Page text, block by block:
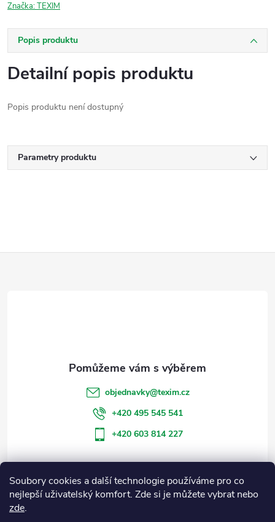
Soubory cookies a další technologie používáme pro co
nejlepší uživatelský komfort. Zde si je můžete vybrat nebo
zde.
Značka:TEXIM
Popis produktu
Detailní popis produktu
Popis produktu není dostupný
Parametry produktu
Informace pro vás
objednavky@texim.cz
+420 495 545 541
+420 603 814 227